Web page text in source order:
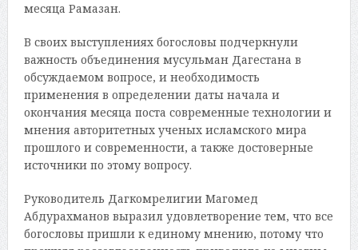
месяца Рамазан.
В своих выступлениях богословы подчеркнули
важность объединения мусульман Дагестана в
обсуждаемом вопросе, и необходимость
применения в определении даты начала и
окончания месяца поста современные технологии и
мнения авторитетных ученых исламского мира
прошлого и современности, а также достоверные
источники по этому вопросу.
Руководитель Дагкомрелигии Магомед
Абдурахманов выразил удовлетворение тем, что все
богословы пришли к единому мнению, потому что